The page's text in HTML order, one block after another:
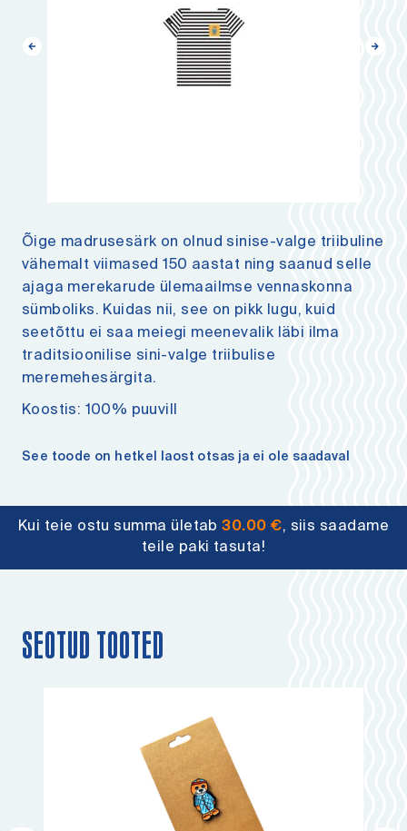
Kui teie ostu summa ületab30.00€, siis saadame
teile paki tasuta!
Õige madrusesärk on olnud sinise-valge triibuline
vähemalt viimased 150 aastat ning saanud selle
ajaga merekarude ülemaailmse vennaskonna
sümboliks. Kuidas nii, see on pikk lugu, kuid
seetõttu ei saa meiegi meenevalik läbi ilma
traditsioonilise sini-valge triibulise
meremehesärgita.
Koostis: 100% puuvill
See toode on hetkel laost otsas ja ei ole saadaval
SEOTUD TOOTED